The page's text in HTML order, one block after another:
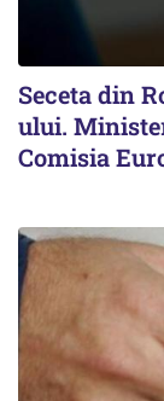
Seceta din
ului.
Comisia